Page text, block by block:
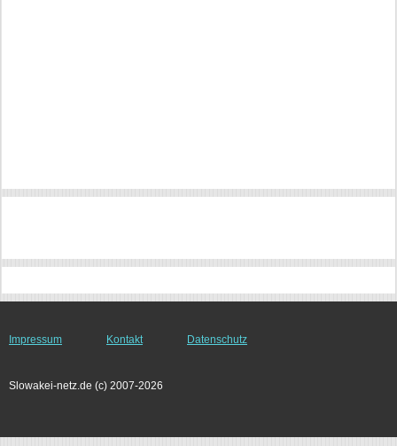
Impressum Kontakt Datenschutz
Slowakei-netz.de (c) 2007-2026